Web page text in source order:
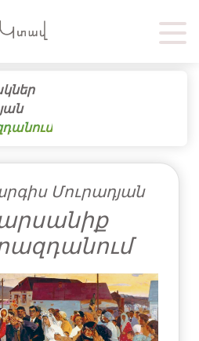
Մուրադյան